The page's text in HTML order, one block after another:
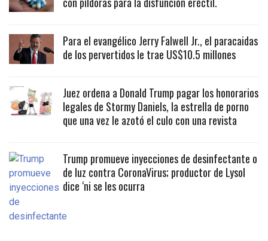
Para el evangélico Jerry Falwell Jr., el paracaidas
de los pervertidos le trae US$10.5 millones
Juez ordena a Donald Trump pagar los honorarios
legales de Stormy Daniels, la estrella de porno
que una vez le azotó el culo con una revista
Trump promueve inyecciones de desinfectante o
de luz contra CoronaVirus; productor de Lysol
dice ‘ni se les ocurra